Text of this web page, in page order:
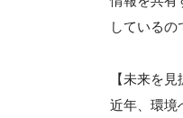
しているの
【未来を
近年、環境